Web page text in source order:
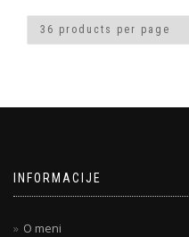
INFORMACIJE
O meni